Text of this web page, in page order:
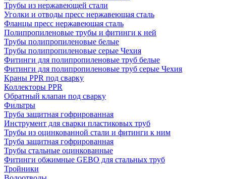
Трубы из нержавеющей стали
Уголки и отводы пресс нержавеющая сталь
Фланцы пресс нержавеющая сталь
Полипропиленовые трубы и фитинги к ней
Трубы полипропиленовые белые
Трубы полипропиленовые серые Чехия
Фитинги для полипропиленовые труб белые
Фитинги для полипропиленовые труб серые Чехия
Краны PPR под сварку
Коллекторы PPR
Обратный клапан под сварку
Фильтры
Труба защитная гофрированная
Инструмент для сварки пластиковых труб
Трубы из оцинкованной стали и фитинги к ним
Труба защитная гофрированная
Трубы стальные оцинкованные
Фитинги обжимные GEBO для стальных труб
Тройники